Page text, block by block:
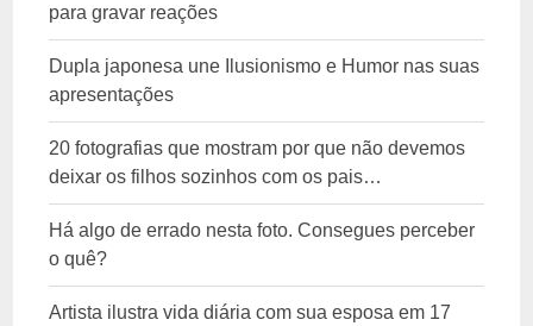
para gravar reações
Dupla japonesa une Ilusionismo e Humor nas suas
apresentações
20 fotografias que mostram por que não devemos
deixar os filhos sozinhos com os pais…
Há algo de errado nesta foto. Consegues perceber
o quê?
Artista ilustra vida diária com sua esposa em 17